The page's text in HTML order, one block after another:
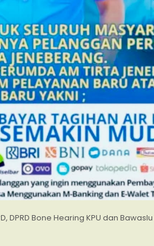
DPRD Bone Hearing KPU dan Bawaslu